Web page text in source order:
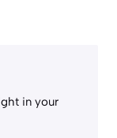
in your